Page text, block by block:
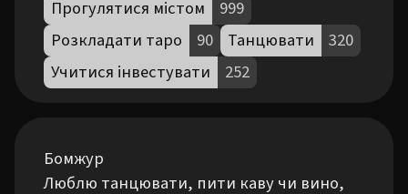
Прогулятися містом
999
Розкладати таро
90 Танцювати
320
Учитися інвестувати
252
Бомжур
Люблю танцювати, пити каву чи вино,